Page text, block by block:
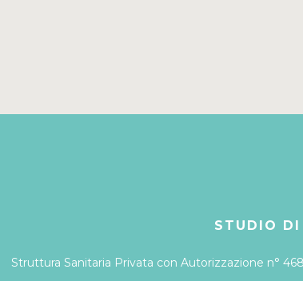
STUDIO
Struttura Sanitaria Privata con Autorizzazione n°